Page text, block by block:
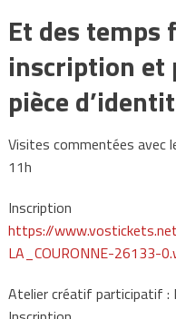
Et des temps
inscription et
pièce
Visites commentées avec
11h
Inscription
https://
LA_COURONNE-26133-
Atelier créatif participatif :